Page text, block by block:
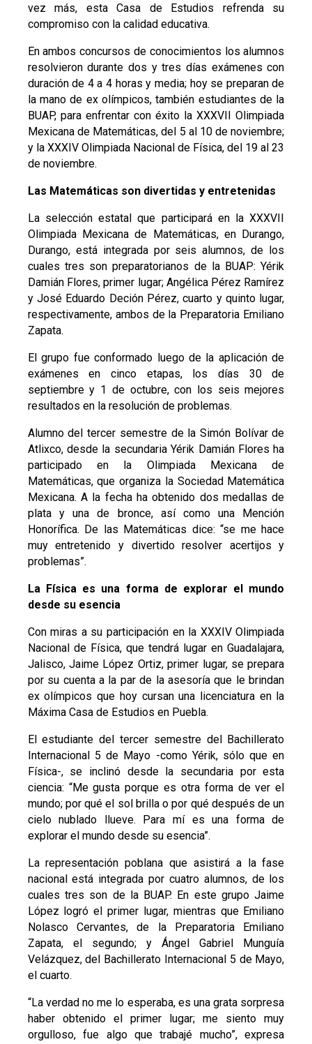
vez más, esta Casa de Estudios refrenda su
compromiso con la calidad educativa.
En ambos concursos de conocimientos los alumnos
resolvieron durante dos y tres días exámenes con
duración de 4 a 4 horas y media; hoy se preparan de
la mano de ex olímpicos, también estudiantes de la
BUAP, para enfrentar con éxito la XXXVII Olimpiada
Mexicana de Matemáticas, del 5 al 10 de noviembre;
y la XXXIV Olimpiada Nacional de Física, del 19 al 23
de noviembre.
Las Matemáticas son divertidas y entretenidas
La selección estatal que participará en la XXXVII
Olimpiada Mexicana de Matemáticas, en Durango,
Durango, está integrada por seis alumnos, de los
cuales tres son preparatorianos de la BUAP: Yérik
Damián Flores, primer lugar; Angélica Pérez Ramírez
y José Eduardo Deción Pérez, cuarto y quinto lugar,
respectivamente, ambos de la Preparatoria Emiliano
Zapata.
El grupo fue conformado luego de la aplicación de
exámenes en cinco etapas, los días 30 de
septiembre y 1 de octubre, con los seis mejores
resultados en la resolución de problemas.
Alumno del tercer semestre de la Simón Bolívar de
Atlixco, desde la secundaria Yérik Damián Flores ha
participado en la Olimpiada Mexicana de
Matemáticas, que organiza la Sociedad Matemática
Mexicana. A la fecha ha obtenido dos medallas de
plata y una de bronce, así como una Mención
Honorífica. De las Matemáticas dice: “se me hace
muy entretenido y divertido resolver acertijos y
problemas”.
La Física es una forma de explorar el mundo
desde su esencia
Con miras a su participación en la XXXIV Olimpiada
Nacional de Física, que tendrá lugar en Guadalajara,
Jalisco, Jaime López Ortiz, primer lugar, se prepara
por su cuenta a la par de la asesoría que le brindan
ex olímpicos que hoy cursan una licenciatura en la
Máxima Casa de Estudios en Puebla.
El estudiante del tercer semestre del Bachillerato
Internacional 5 de Mayo -como Yérik, sólo que en
Física-, se inclinó desde la secundaria por esta
ciencia: “Me gusta porque es otra forma de ver el
mundo; por qué el sol brilla o por qué después de un
cielo nublado llueve. Para mí es una forma de
explorar el mundo desde su esencia”.
La representación poblana que asistirá a la fase
nacional está integrada por cuatro alumnos, de los
cuales tres son de la BUAP. En este grupo Jaime
López logró el primer lugar, mientras que Emiliano
Nolasco Cervantes, de la Preparatoria Emiliano
Zapata, el segundo; y Ángel Gabriel Munguía
Velázquez, del Bachillerato Internacional 5 de Mayo,
el cuarto.
“La verdad no me lo esperaba, es una grata sorpresa
haber obtenido el primer lugar; me siento muy
orgulloso, fue algo que trabajé mucho”, expresa